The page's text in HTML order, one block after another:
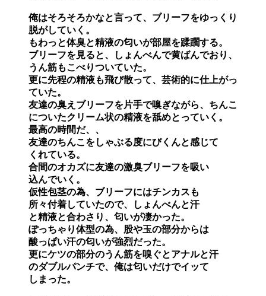
俺はそろそろかなと言って、ブリーフをゆっくり
脱がしていく。
もわっと体臭と精液の匂いが部屋を蹂躙する。
ブリーフを見ると、しょんべんで黄ばんでおり、
うん筋もこべりついていた。
更に先程の精液も飛び散って、芸術的に仕上がっ
ていた。
友達の臭えブリーフを片手で嗅ぎながら、ちんこ
についたクリーム状の精液を舐めとっていく。
最高の時間だ、、
友達のちんこをしゃぶる度にびくんと感じて
くれている。
合間のオカズに友達の激臭ブリーフを吸い
込んでいく。
仮性包茎の為、ブリーフにはチンカスも
所々付着していたので、しょんべんと汗
と精液と合わさり、匂いが凄かった。
ぽっちゃり体型の為、股や玉の部分からは
酸っぱい汗の匂いが強烈だった。
更にケツの部分のうん筋を嗅ぐとアナルと汗
のダブルパンチで、俺は匂いだけでイッて
しまった。